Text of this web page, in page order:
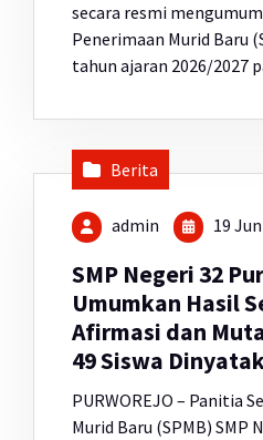
secara resmi
Penerimaan Murid Baru
tahun ajaran 2026/2027
Berita
admin 19
SMP Negeri 32
Umumkan Hasil
Afirmasi dan
49 Siswa
PURWOREJO – Panitia
Murid Baru (SPMB) SMP